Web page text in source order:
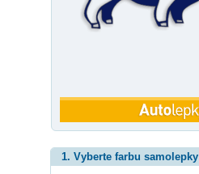
1. Vyberte farbu samolepky